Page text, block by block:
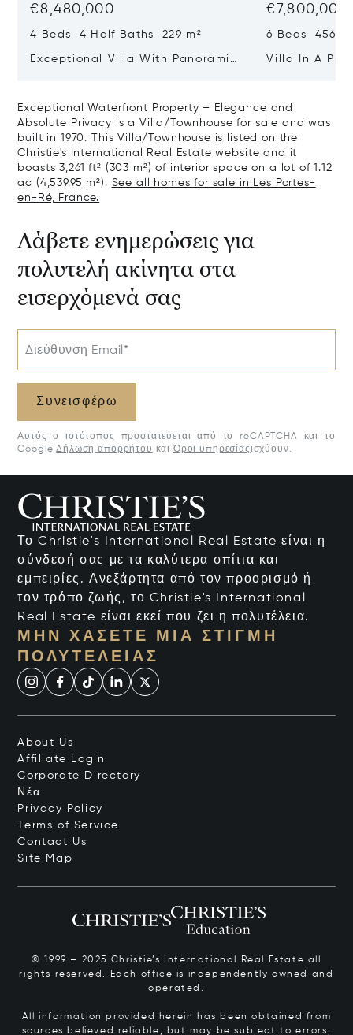
€8,480,000
4 Beds 4 Half Baths 229 m²
Exceptional Villa With Panoramic
€7,800,000
6 Beds 456
Villa In A
Exceptional Waterfront Property – Elegance and
Absolute Privacy is a Villa/Townhouse for sale and was
built in 1970. This Villa/Townhouse is listed on the
Christie's International Real Estate website and it
boasts 3,261 ft² (303 m²) of interior space on a lot of 1.12
ac (4,539.95 m²). See all homes for sale in Les Portes-
en-Ré, France.
Λάβετε ενημερώσεις για
πολυτελή ακίνητα στα
εισερχόμενά σας
Διεύθυνση Email*
Συνεισφέρω
Αυτός ο ιστότοπος προστατεύεται από το reCAPTCHA και το
Google Δήλωση απορρήτου καιΌροι υπηρεσίαςισχύουν.
Το Christie's International Real Estate είναι η
σύνδεσή σας με τα καλύτερα σπίτια και
εμπειρίες. Ανεξάρτητα από τον προορισμό ή
τον τρόπο ζωής, το Christie's International
Real Estate είναι εκεί που ζει η πολυτέλεια.
ΜΗΝ ΧΆΣΕΤΕ ΜΙΑ ΣΤΙΓΜΉ
ΠΟΛΥΤΈΛΕΙΑΣ
About Us
Affiliate Login
Corporate Directory
Νέα
Privacy Policy
Terms of Service
Contact Us
Site Map
© 1999 – 2025 Christie’s International Real Estate all
rights reserved. Each office is independently owned and
operated.
All information provided herein has been obtained from
sources believed reliable, but may be subject to errors,